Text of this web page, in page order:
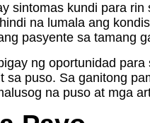
sintomas kundi para
na lumala ang
pasyente sa tamang
ng oportunidad
puso. Sa ganitong
na puso at mga